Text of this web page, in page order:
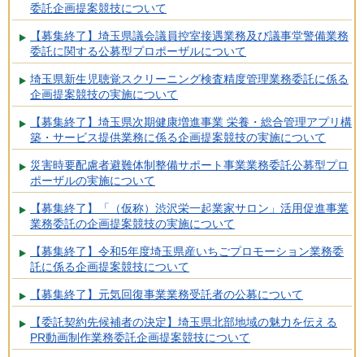
委託企画提案競技について
【募集終了】埼玉県議会議員控室接遇業務及び議事堂警備業務
委託に関する公募型プロポーザルについて
埼玉県新生児聴覚スクリーニング検査精度管理業務委託に係る
企画提案競技の実施について
【募集終了】埼玉県次期健康増進事業 栄養・総合管理アプリ構
築・サービス提供業務に係る企画提案競技の実施について
災害時要配慮者避難体制整備サポート事業業務委託公募型プロ
ポーザルの実施について
【募集終了】「（仮称）渋沢栄一起業家サロン」活用促進事業
業務委託の企画提案競技の実施について
【募集終了】令和5年度埼玉県産いちごプロモーション業務委
託に係る企画提案競技について
【募集終了】元気回復事業業務受託者の公募について
【委託契約先候補者の決定】埼玉県北部地域の魅力を伝える
PR動画制作業務委託企画提案競技について